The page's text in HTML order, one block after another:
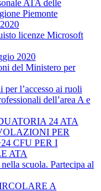
ATA delle
Piemonte
licenze Microsoft
2020
del Ministero per
l’accesso ai ruoli
dell’area A e
24 ATA
PER
CFU PER I
ATA
scuola. Partecipa al
A